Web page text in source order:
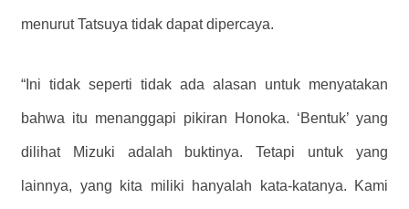
menurut Tatsuya tidak dapat dipercaya.
“Ini tidak seperti tidak ada alasan untuk menyatakan
bahwa itu menanggapi pikiran Honoka. ‘Bentuk’ yang
dilihat Mizuki adalah buktinya. Tetapi untuk yang
lainnya, yang kita miliki hanyalah kata-katanya. Kami